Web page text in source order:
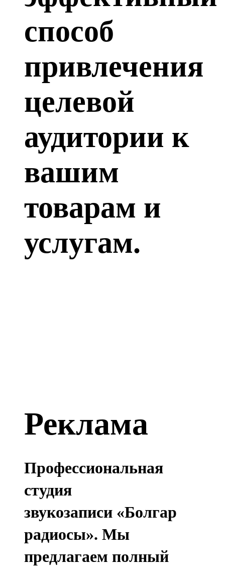
способ
привлечения
целевой
аудитории к
вашим
товарам и
услугам.
Реклама
Профессиональная
студия
звукозаписи «Болгар
радиосы». Мы
предлагаем полный